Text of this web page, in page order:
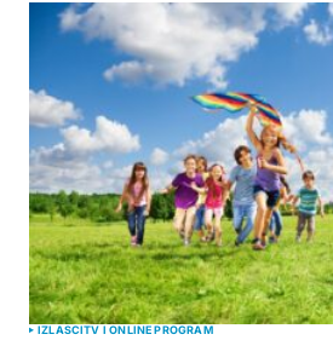
IZLASCITV I ONLINE PROGRAM